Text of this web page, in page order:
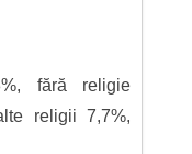
fără religie
religii 7,7%,